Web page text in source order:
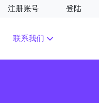
注册账号 登陆
联系我们